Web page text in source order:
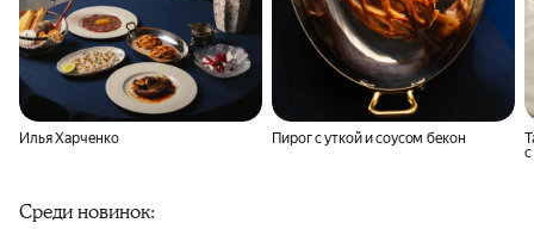
Илья Харченко Пирог с уткой и соусом бекон
Среди новинок: